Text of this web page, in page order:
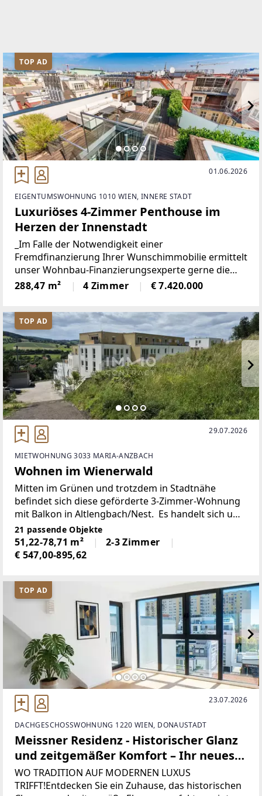
TOP AD
01.06.2026
EIGENTUMSWOHNUNG 1010 WIEN, INNERE STADT
Luxuriöses 4-Zimmer Penthouse im
Herzen der Innenstadt
_Im Falle der Notwendigkeit einer
Fremdfinanzierung Ihrer Wunschimmobilie ermittelt
unser Wohnbau-Finanzierungsexperte gerne die
optimale Finanzierungslösung und findet das
passende Zins- und Konditionsangebot für Sie. Er
vergleicht die aktuellen Angebote
288,47 m² 4 Zimmer € 7.420.000
TOP AD
29.07.2026
MIETWOHNUNG 3033 MARIA-ANZBACH
Wohnen im Wienerwald
Mitten im Grünen und trotzdem in Stadtnähe
befindet sich diese geförderte 3-Zimmer-Wohnung
mit Balkon in Altlengbach/Nest. Es handelt sich um
einen Erstbezug!Die Wohnräume sind
mit Laminatboden, die Nassräume
mit Fliesen ausgestattet. 2-fach-verglaste
21 passende Objekte
51,22-78,71 m²
2-3 Zimmer
€ 547,00-895,62
TOP AD
23.07.2026
DACHGESCHOSSWOHNUNG 1220 WIEN, DONAUSTADT
Meissner Residenz - Historischer Glanz
und zeitgemäßer Komfort – Ihr neues
Premium-Zuhause in der Donaustadt
WO TRADITION AUF MODERNEN LUXUS
TRIFFT!Entdecken Sie ein Zuhause, das historischen